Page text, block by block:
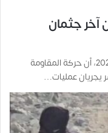
آخر جثمان
قالت قناة كان العبرية اليوم الأحد 7 ديسمبر 2025، أن حركة المقاومة
يجريان عمليات…